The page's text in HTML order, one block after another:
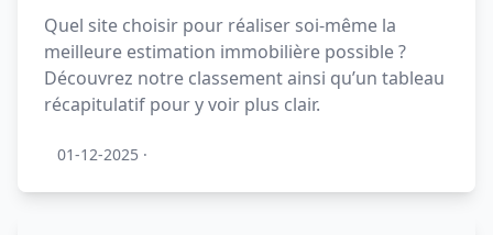
Quel site choisir pour réaliser soi-même la
meilleure estimation immobilière possible ?
Découvrez notre classement ainsi qu’un tableau
récapitulatif pour y voir plus clair.
01-12-2025 ·